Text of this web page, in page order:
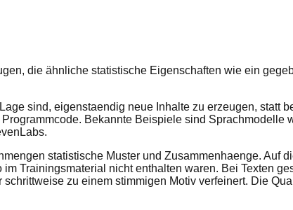
die ähnliche statistische Eigenschaften wie ein
sind, eigenstaendig neue Inhalte zu erzeugen, statt
Bekannte Beispiele sind
statistische Muster und Zusammenhaenge. Auf
Trainingsmaterial nicht enthalten waren. Bei Texten
zu einem stimmigen Motiv verfeinert. Die